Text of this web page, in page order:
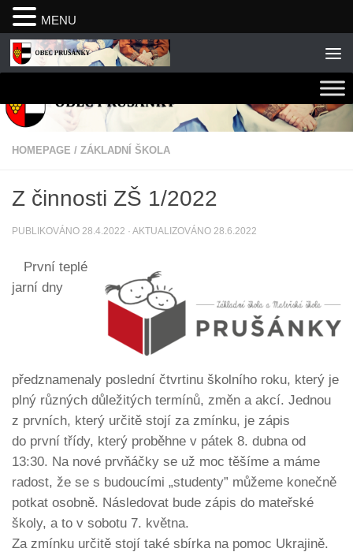
Skip to content
HOMEPAGE / ZÁKLADNÍ ŠKOLA
Z činnosti ZŠ 1/2022
PUBLIKOVÁNO 28.4.2022 · AKTUALIZOVÁNO 28.6.2022
První teplé
jarní dny
předznamenaly poslední čtvrtinu školního roku, který je
plný různých důležitých termínů, změn a akcí. Jednou
z prvních, který určitě stojí za zmínku, je zápis
do první třídy, který proběhne v pátek 8. dubna od
13:30. Na nové prvňáčky se už moc těšíme a máme
radost, že se s budoucími „studenty” můžeme konečně
potkat osobně. Následovat bude zápis do mateřské
školy, a to v sobotu 7. května.
Za zmínku určitě stojí také sbírka na pomoc Ukrajině.
MENU